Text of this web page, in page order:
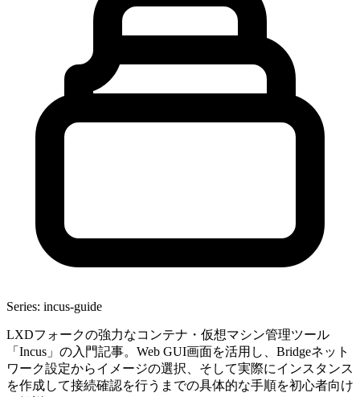
Series: incus-guide
LXDフォークの強力なコンテナ・仮想マシン管理ツール
「Incus」の入門記事。Web GUI画面を活用し、Bridgeネット
ワーク設定からイメージの選択、そして実際にインスタンス
を作成して接続確認を行うまでの具体的な手順を初心者向け